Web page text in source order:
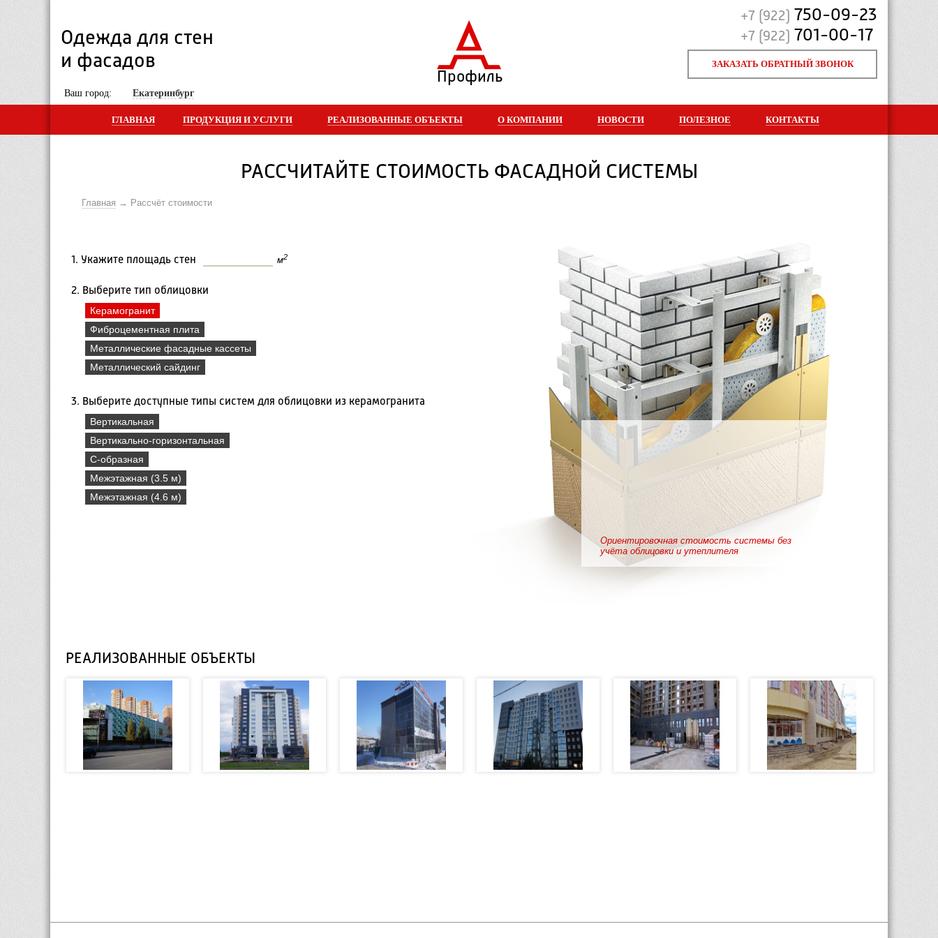
Одежда для стен
и фасадов
Профиль
+7 (922) 750-09-23
+7 (922) 701-00-17
ЗАКАЗАТЬ ОБРАТНЫЙ ЗВОНОК
Ваш город: Екатеринбург
ГЛАВНАЯ ПРОДУКЦИЯ И УСЛУГИ РЕАЛИЗОВАННЫЕ ОБЪЕКТЫ О КОМПАНИИ НОВОСТИ ПОЛЕЗНОЕ КОНТАКТЫ
РАССЧИТАЙТЕ СТОИМОСТЬ ФАСАДНОЙ СИСТЕМЫ
Главная Рассчёт стоимости
1. Укажите площадь стен м2
2. Выберите тип облицовки
Керамогранит
Фиброцементная плита
Металлические фасадные кассеты
Металлический сайдинг
3. Выберите доступные типы систем для облицовки из керамогранита
Вертикальная
Вертикально-горизонтальная
С-образная
Межэтажная (3.5 м)
Межэтажная (4.6 м)
Ориентировочная стоимость системы без
учёта облицовки и утеплителя
РЕАЛИЗОВАННЫЕ ОБЪЕКТЫ